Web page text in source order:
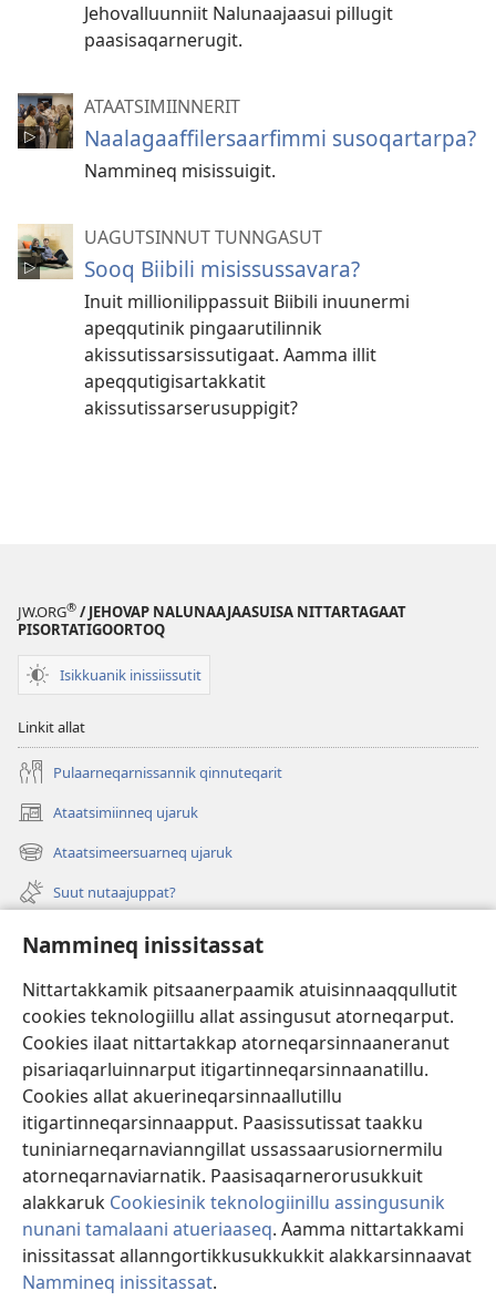
Nammineq inissitassat
Nittartakkamik pitsaanerpaamik atuisinnaaqqullutit
cookies teknologiillu allat assingusut atorneqarput.
Cookies ilaat nittartakkap atorneqarsinnaaneranut
pisariaqarluinnarput itigartinneqarsinnaanatillu.
Cookies allat akuerineqarsinnaallutillu
itigartinneqarsinnaapput. Paasissutissat taakku
tuniniarneqarnavianngillat ussassaarusiornermilu
atorneqarnaviarnatik. Paasisaqarnerorusukkuit
alakkaruk Cookiesinik teknologiinillu assingusunik
nunani tamalaani atueriaaseq. Aamma nittartakkami
inissitassat allanngortikkusukkukkit alakkarsinnaavat
Nammineq inissitassat.
Jehovalluunniit Nalunaajaasui pillugit
paasisaqarnerugit.
ATAATSIMIIN­NERIT
Naalagaaffilersaarfimmi susoqartarpa?
Nammineq misissuigit.
UAGUTSINNUT TUNNGASUT
Sooq Biibili misissussavara?
Inuit millionilippassuit Biibili inuunermi
apeqqutinik pingaarutilinnik
akissutissarsissutigaat. Aamma illit
apeqqutigisartakkatit
akissutissarserusuppigit?
JW.ORG® / JEHOVAP NALUNAAJAASUISA NITTARTAGAAT
PISORTATIGOORTOQ
Isikkuanik inissiissutit
Linkit allat
Pulaarneqarnissannik qinnuteqarit
Ataatsimiinneq ujaruk
(opens
new
window)
Ataatsimeersuarneq ujaruk
(opens
new
window)
Suut nutaajuppat?
Isiginnaagassiat
Tunissuteqarneq
(opens
new
window)INTERNETIKKUT ATUAGAATEQARFIK Watchtower™
(opens
new
window)JW Hub ®
(opens
new
window)
Copyright© 2026 Watch Tower Bible and Tract Society of Pennsylvania.
ATUINERMUT PIUMASAQAATIT
NAMMINEQ INISSITASSAT